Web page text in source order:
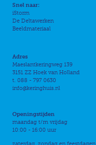
Snel naar:
iStorm
De Deltawerken
Beeldmateriaal
Adres
Maeslantkeringweg 139
3151 ZZ Hoek van Holland
t. 088 - 797 0630
info@keringhuis.nl
Openingstijden
maandag t/m vrijdag
10:00 - 16:00 uur